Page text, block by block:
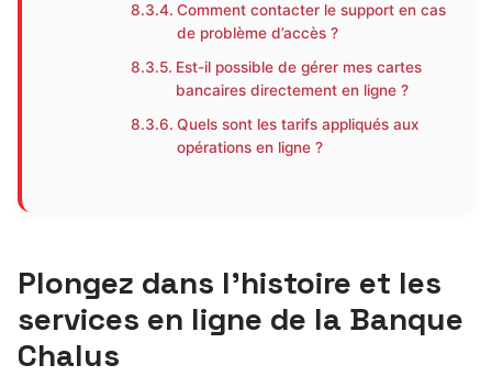
Comment contacter le support en cas
de problème d’accès ?
Est-il possible de gérer mes cartes
bancaires directement en ligne ?
Quels sont les tarifs appliqués aux
opérations en ligne ?
Plongez dans l’histoire et les
services en ligne de la Banque
Chalus